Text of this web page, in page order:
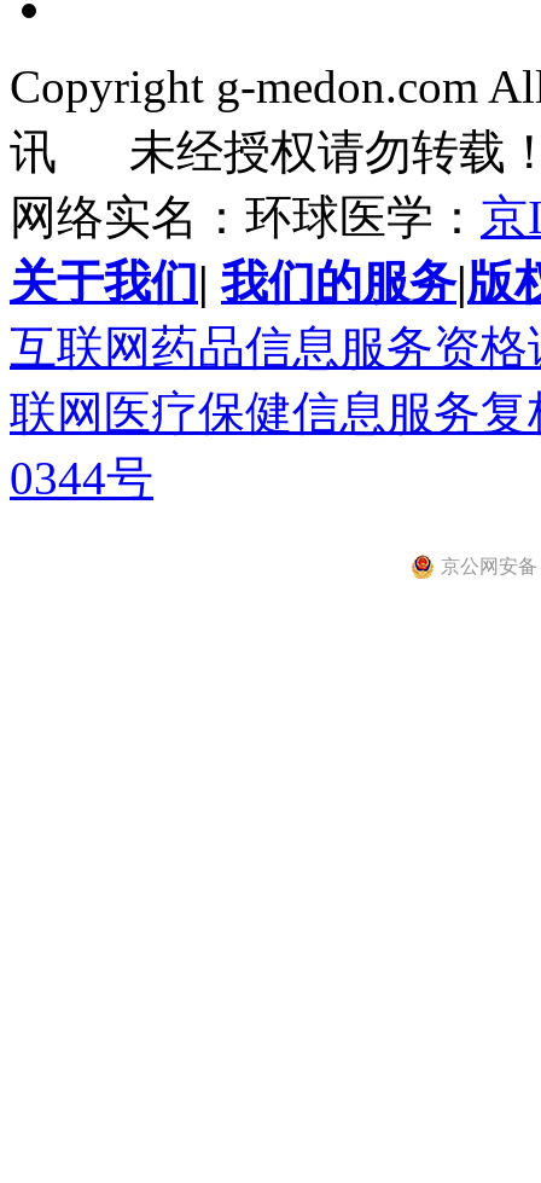
Copyright g-medon.com
讯 未经授权请勿转载
网络实名：环球医学： 京
关于我们 | 我们的服务|版
互联网药品信息服务资
联网医疗保健信息服务
0344号
京公网安备